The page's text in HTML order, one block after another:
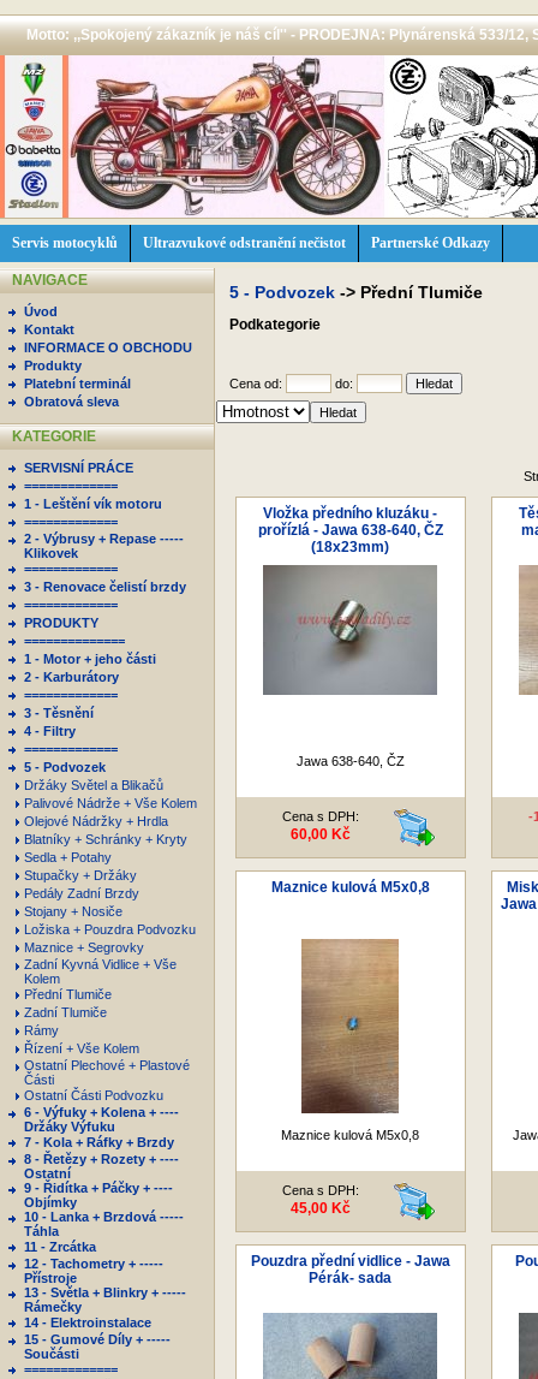
Motto: ,,Spokojený zákazník je náš cíl'' - PRODEJNA: Plynárenská 533/12,
Servis motocyklů Ultrazvukové odstranění nečistot Partnerské Odkazy
NAVIGACE
Úvod
Kontakt
INFORMACE O OBCHODU
Produkty
Platební terminál
Obratová sleva
KATEGORIE
SERVISNÍ PRÁCE
=============
1 - Leštění vík motoru
=============
2 - Výbrusy + Repase -----
Klikovek
=============
3 - Renovace čelistí brzdy
=============
PRODUKTY
==============
1 - Motor + jeho části
2 - Karburátory
=============
3 - Těsnění
4 - Filtry
=============
5 - Podvozek
Držáky Světel a Blikačů
Palivové Nádrže + Vše Kolem
Olejové Nádržky + Hrdla
Blatníky + Schránky + Kryty
Sedla + Potahy
Stupačky + Držáky
Pedály Zadní Brzdy
Stojany + Nosiče
Ložiska + Pouzdra Podvozku
Maznice + Segrovky
Zadní Kyvná Vidlice + Vše
Kolem
Přední Tlumiče
Zadní Tlumiče
Rámy
Řízení + Vše Kolem
Ostatní Plechové + Plastové
Části
Ostatní Části Podvozku
6 - Výfuky + Kolena + ----
Držáky Výfuku
7 - Kola + Ráfky + Brzdy
8 - Řetězy + Rozety + ----
Ostatní
9 - Řidítka + Páčky + ----
Objímky
10 - Lanka + Brzdová -----
Táhla
11 - Zrcátka
12 - Tachometry + -----
Přístroje
13 - Světla + Blinkry + -----
Rámečky
14 - Elektroinstalace
15 - Gumové Díly + -----
Součásti
=============
5 - Podvozek -> Přední Tlumiče
Podkategorie
Cena od: do:
Vložka předního kluzáku -
prořízlá - Jawa 638-640, ČZ
(18x23mm)
Jawa 638-640, ČZ
Cena s DPH:
60,00 Kč
-
Maznice kulová M5x0,8
Maznice kulová M5x0,8
Cena s DPH:
45,00 Kč
Pouzdra přední vidlice - Jawa
Pérák- sada